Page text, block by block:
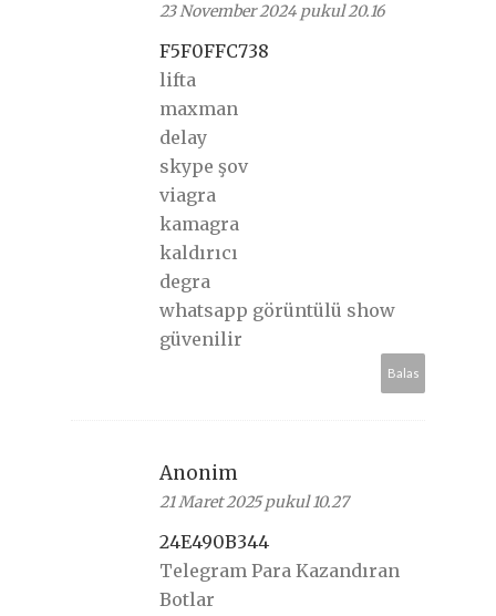
23 November 2024 pukul 20.16
F5F0FFC738
lifta
maxman
delay
skype şov
viagra
kamagra
kaldırıcı
degra
whatsapp görüntülü show
güvenilir
Balas
Anonim
21 Maret 2025 pukul 10.27
24E490B344
Telegram Para Kazandıran
Botlar